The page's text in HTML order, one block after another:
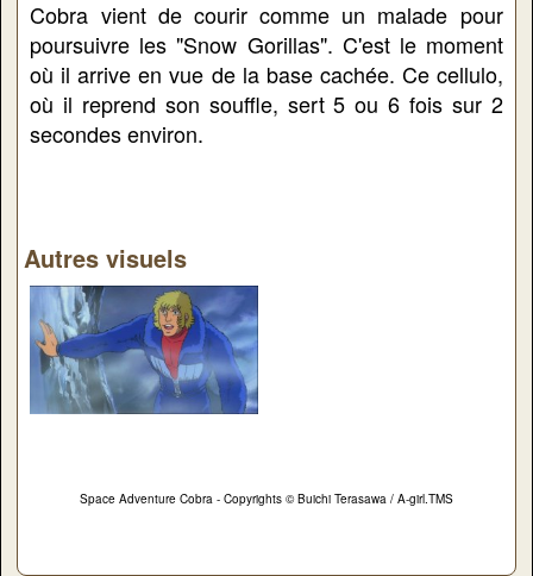
Cobra vient de courir comme un malade pour
poursuivre les "Snow Gorillas". C'est le moment
où il arrive en vue de la base cachée. Ce cellulo,
où il reprend son souffle, sert 5 ou 6 fois sur 2
secondes environ.
Autres visuels
Space Adventure Cobra - Copyrights © Buichi Terasawa / A-girl.TMS